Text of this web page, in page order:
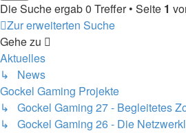
Die Suche ergab 0 Treffer • Seite 1
Zur erweiterten Suche
Gehe zu
Aktuelles
↳ News
Gockel Gaming Projekte
↳ Gockel Gaming 27 - Begleitetes
↳ Gockel Gaming 26 - Die